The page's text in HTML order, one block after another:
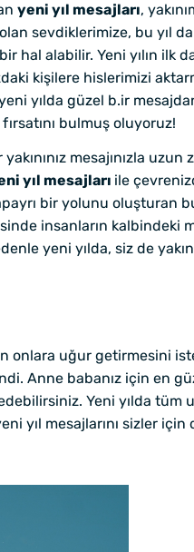
yeni yıl mesajları,
sevdiklerimize, bu yıl da
hal alabilir. Yeni yılın ilk
kişilere hislerimizi
yılda güzel b.ir
bulmuş oluyoruz!
mesajınızla uzun
yıl mesajları ile
bir yolunu oluşturan
insanların kalbindeki
yeni yılda, siz de
onlara uğur getirmesini
Anne babanız için en
Yeni yılda tüm
yıl mesajlarını sizler için